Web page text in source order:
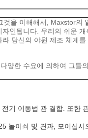
것을 이해해서, Maxstor의
인됩니다. 우리의 쉬운 개
당신의 야윈 제조 체계를
양한 수요에 의하여 그들
기 이동법 관 결합. 또한
놀이쇠 및 견과, 모이십시